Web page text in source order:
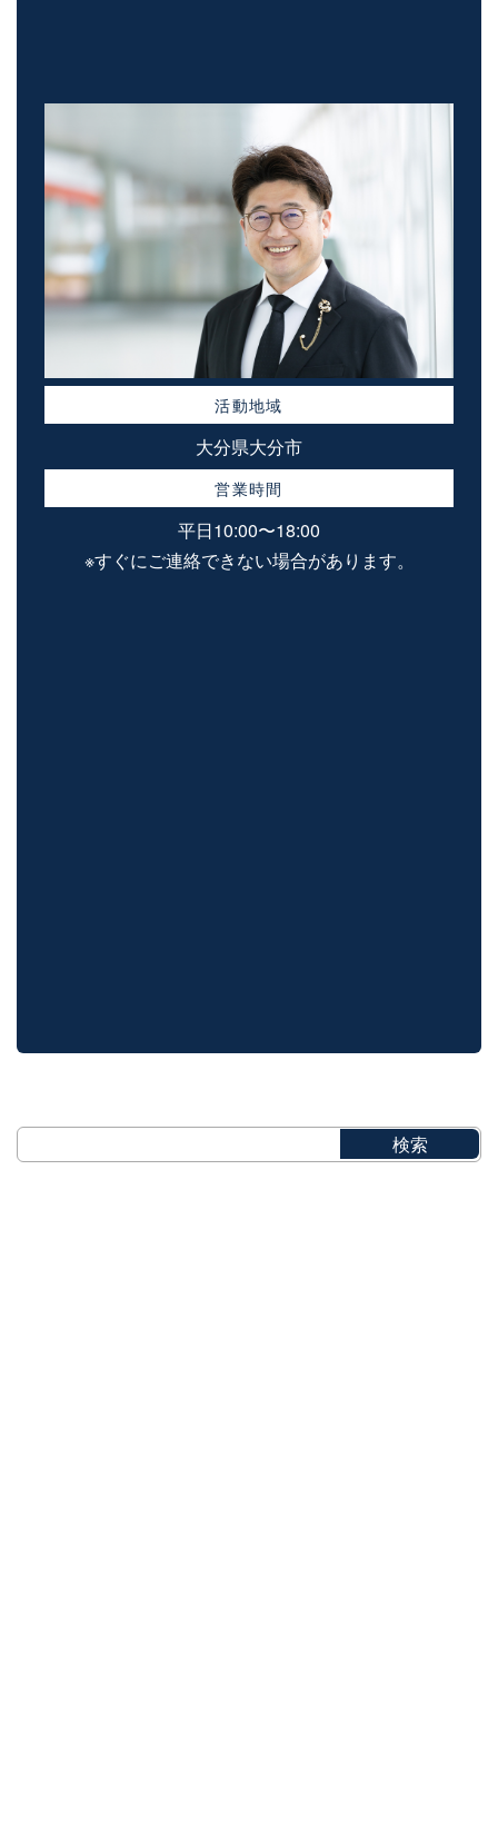
活動地域
大分県大分市
営業時間
平日10:00〜18:00
※すぐにご連絡できない場合があります。